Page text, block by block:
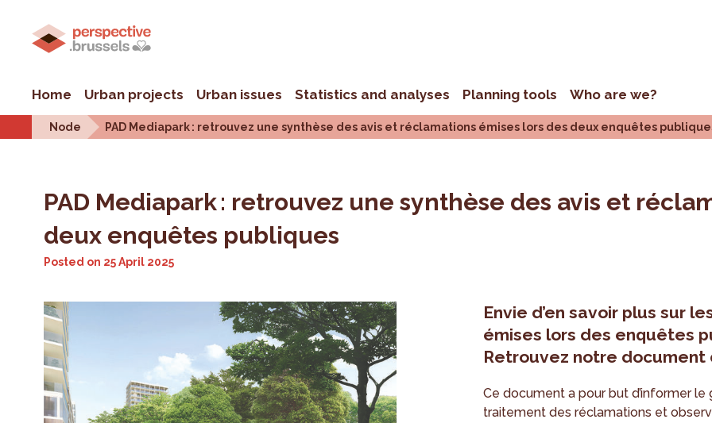
Home Urban projects Urban issues Statistics and analyses Planning tools Who are we?
Node PAD Mediapark : retrouvez une synthèse des avis et réclamations émises lors des deux enquêtes
PAD Mediapark : retrouvez une synthèse des avis et
deux enquêtes publiques
Posted on 25 April 2025
Envie d’en savoir plus sur
émises lors des enquêtes
Retrouvez notre document
Ce document a pour but d’informer
traitement des réclamations et